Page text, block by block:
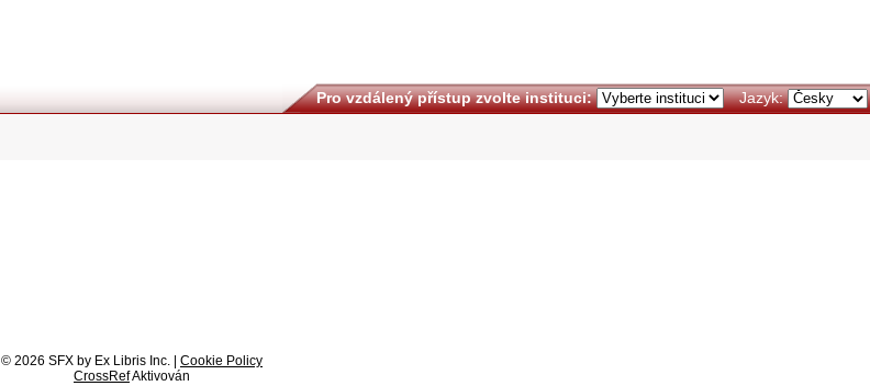
Pro vzdálený přístup zvolte instituci: Jazyk:
© 2026 SFX by Ex Libris Inc. | Cookie Policy
CrossRefAktivován